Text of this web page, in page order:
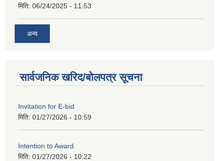
मिति: 06/24/2025 - 11:53
अन्य
सार्वजनिक खरिद/बोलपत्र सूचना
Invitation for E-bid
मिति: 01/27/2026 - 10:59
Intention to Award
मिति: 01/27/2026 - 10:22